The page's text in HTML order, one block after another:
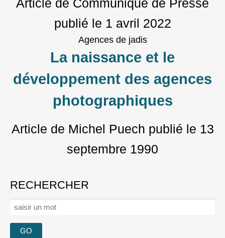
publié le 1 avril 2022
Agences de jadis
La naissance et le
développement des agences
photographiques
Article de Michel Puech publié le 13
septembre 1990
RECHERCHER
Rechercher :